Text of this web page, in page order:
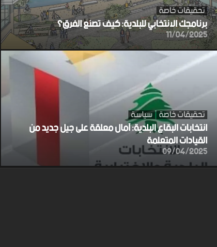
تحقيقات خاصة
برنامجك الانتخابي للبلدية: كيف تصنع الفرق؟
11/04/2025
تحقيقات خاصة سياسة
انتخابات البقاع البلدية: آمال معلقة على جيل جديد من
القيادات المتعلمة
09/04/2025